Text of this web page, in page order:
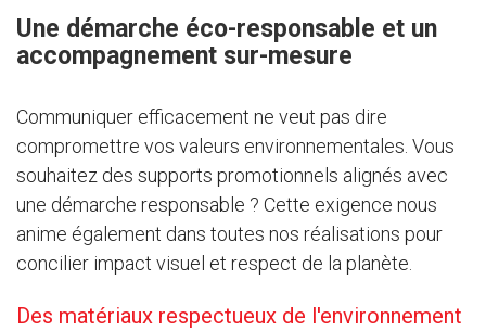
Une démarche éco-responsable et un
accompagnement sur-mesure
Communiquer efficacement ne veut pas dire
compromettre vos valeurs environnementales. Vous
souhaitez des supports promotionnels alignés avec
une démarche responsable ? Cette exigence nous
anime également dans toutes nos réalisations pour
concilier impact visuel et respect de la planète.
Des matériaux respectueux de l'environnement